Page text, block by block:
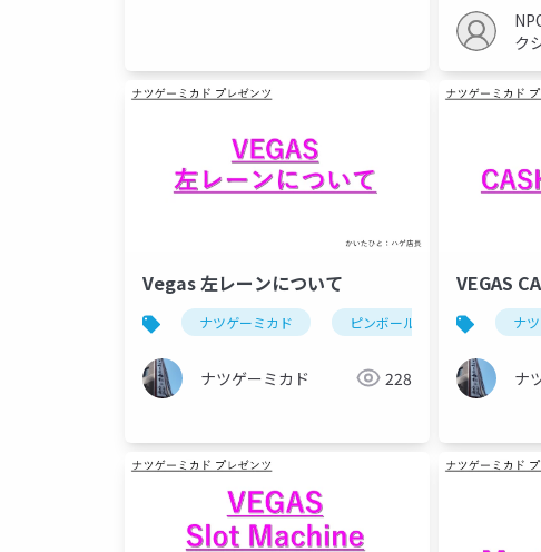
ク
Vegas 左レーンについて
ナツゲーミカド ピンボール vegas(ピ
ナツゲーミカド 228
VEGAS
ナ
ナ